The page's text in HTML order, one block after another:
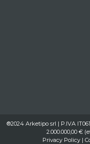
®2024 Arketipo srl | P.IVA
2.000.000,00 €
Privacy Policy|